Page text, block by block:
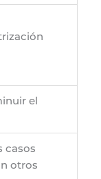
el
casos
otros